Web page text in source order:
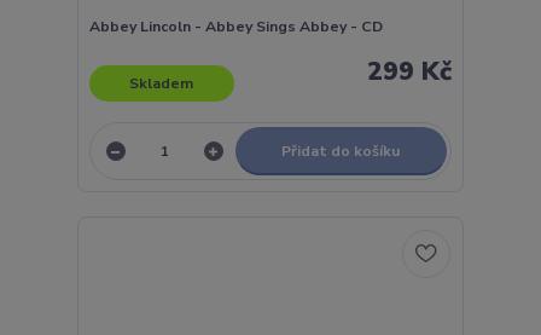
Abbey Lincoln - Abbey Sings Abbey - CD
299 Kč
Skladem
Přidat do košíku